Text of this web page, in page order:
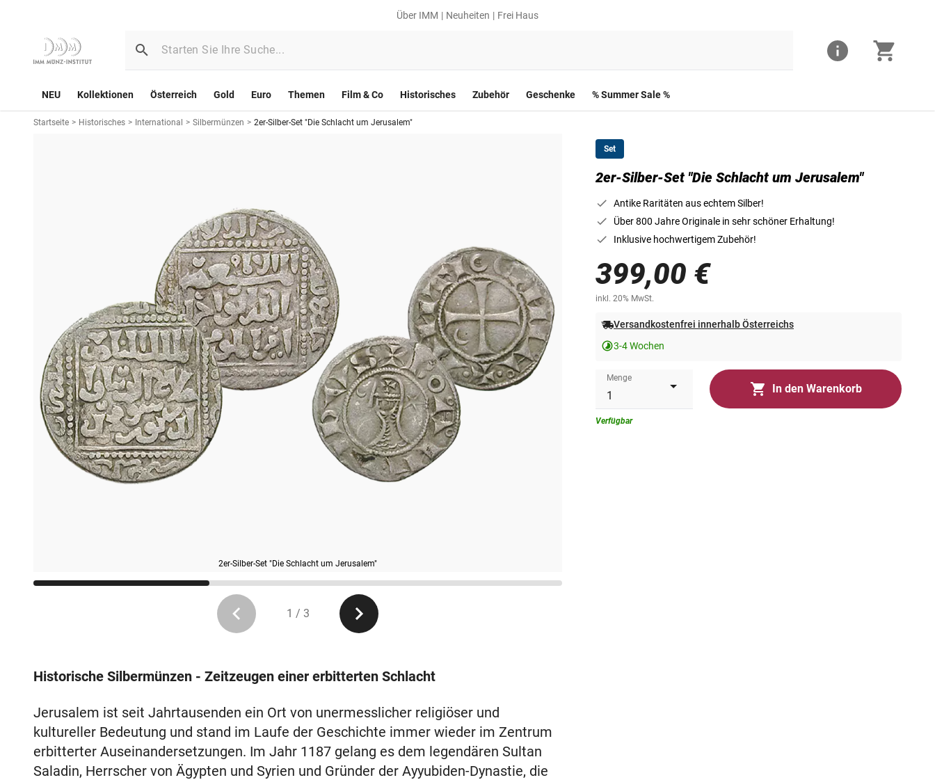
Über IMM Neuheiten Frei Haus
NEU Kollektionen Österreich Gold Euro Themen Film & Co Historisches Zubehör Geschenke % Summer Sale %
Startseite > Historisches > International > Silbermünzen > 2er-Silber-Set "Die Schlacht um Jerusalem"
2er-Silber-Set "Die Schlacht um Jerusalem"
Dirham | Islamische Staaten - Ayyubiden, 12.-13. Jhdt | ca. 2,70 g Silber | ⌀ ca.
1 / 3
Set
2er-Silber-Set "Die Schlacht um Jerusalem"
Antike Raritäten aus echtem Silber!
Über 800 Jahre Originale in sehr schöner Erhaltung!
Inklusive hochwertigem Zubehör!
399,00 €
inkl. 20% MwSt.
Versandkostenfrei innerhalb Österreichs
3-4 Wochen
Menge
In den Warenkorb
Verfügbar
Historische Silbermünzen - Zeitzeugen einer erbitterten Schlacht
Jerusalem ist seit Jahrtausenden ein Ort von unermesslicher religiöser und
kultureller Bedeutung und stand im Laufe der Geschichte immer wieder im Zentrum
erbitterter Auseinandersetzungen. Im Jahr 1187 gelang es dem legendären Sultan
Saladin, Herrscher von Ägypten und Syrien und Gründer der Ayyubiden-Dynastie, die